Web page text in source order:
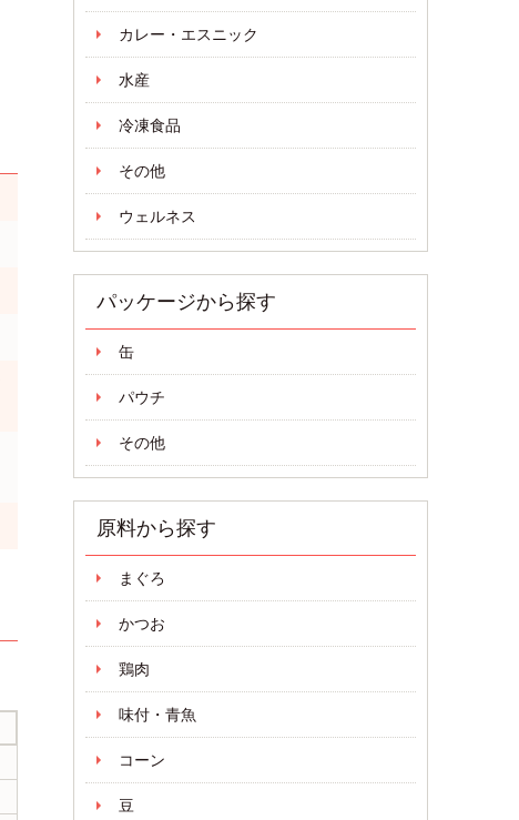
カレー・エスニック
水産
冷凍食品
その他
ウェルネス
パッケージから探す
缶
パウチ
その他
原料から探す
まぐろ
かつお
鶏肉
味付・青魚
コーン
豆